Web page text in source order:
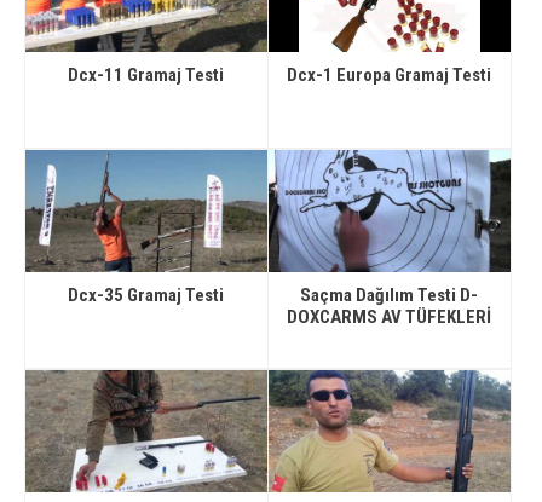
Dcx-11 Gramaj Testi Dcx-1 Europa Gramaj Testi
Dcx-35 Gramaj Testi
Saçma Dağılım Testi D-
DOXCARMS AV TÜFEKLERİ